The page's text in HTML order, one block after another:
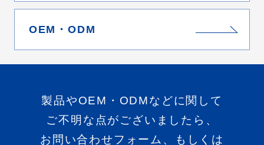
OEM・ODM
製品やOEM・ODMなどに関して
ご不明な点がございましたら、
お問い合わせフォーム、もしくは